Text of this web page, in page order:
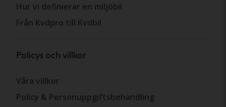
Hur vi definierar en miljöbil
Från Kvdpro till Kvdbil
Policys och villkor
Våra villkor
Policy & Personuppgiftsbehandling